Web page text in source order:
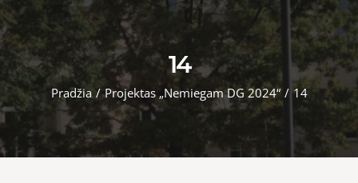
14
Pradžia / Projektas „Nemiegam DG 2024“ / 14